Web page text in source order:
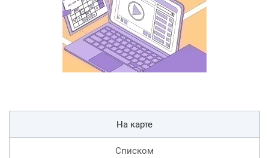
На карте
Списком